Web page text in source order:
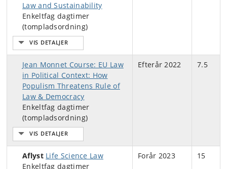
Law and Sustainability
Enkeltfag dagtimer
(tompladsordning)
Jean Monnet Course: EU Law
in Political Context: How
Populism Threatens Rule of
Law & Democracy
Enkeltfag dagtimer
(tompladsordning)
Efterår 2022 7.5
Aflyst Life Science Law
Enkeltfag dagtimer
Forår 2023 15